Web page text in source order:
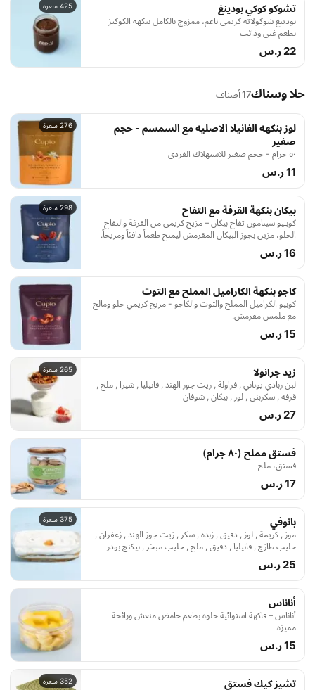
425 سعرة تشوكو كوكي بودينغ
بودينغ شوكولاتة كريمي ناعم، ممزوج بالكامل بنكهة الكوكيز
بطعم غني وذائب
22 ر.س
حلا وسناك17 أصناف
276 سعرة
لوز بنكهه الفانيلا الاصليه مع السمسم - حجم
صغير
٥٠ جرام - حجم صغير للاستهلاك الفردي
11 ر.س
298 سعرة بيكان بنكهة القرفة مع التفاح
كوبـيو سينامون تفاح بيكان – مزيج كريمي من القرفة والتفاح
الحلو، مزين بجوز البيكان المقرمش ليمنح طعماً دافئاً ومريحاً.
16 ر.س
كاجو بنكهة الكاراميل المملح مع التوت
كوبيو الكراميل المملح والتوت والكاجو - مزيج كريمي حلو ومالح
مع ملمس مقرمش.
15 ر.س
265 سعرة زيد جرانولا
لبن زبادي يوناني , فراولة , زيت جوز الهند , فانيليا , شيرا , ملح ,
قرفه , سكربني , لوز , بيكان , شوفان
27 ر.س
فستق مملح (٨٠ جرام)
فستق، ملح
17 ر.س
375 سعرة بانوفي
موز , كريمة , لوز , دقيق , زبدة , سكر , زيت جوز الهند , زعفران ,
حليب طازج , فانيليا , دقيق , ملح , حليب مبخر , بيكنج بودر
25 ر.س
أناناس
أناناس – فاكهة استوائية حلوة بطعم حامض منعش ورائحة
مميزة.
15 ر.س
352 سعرة تشيز كيك فستق